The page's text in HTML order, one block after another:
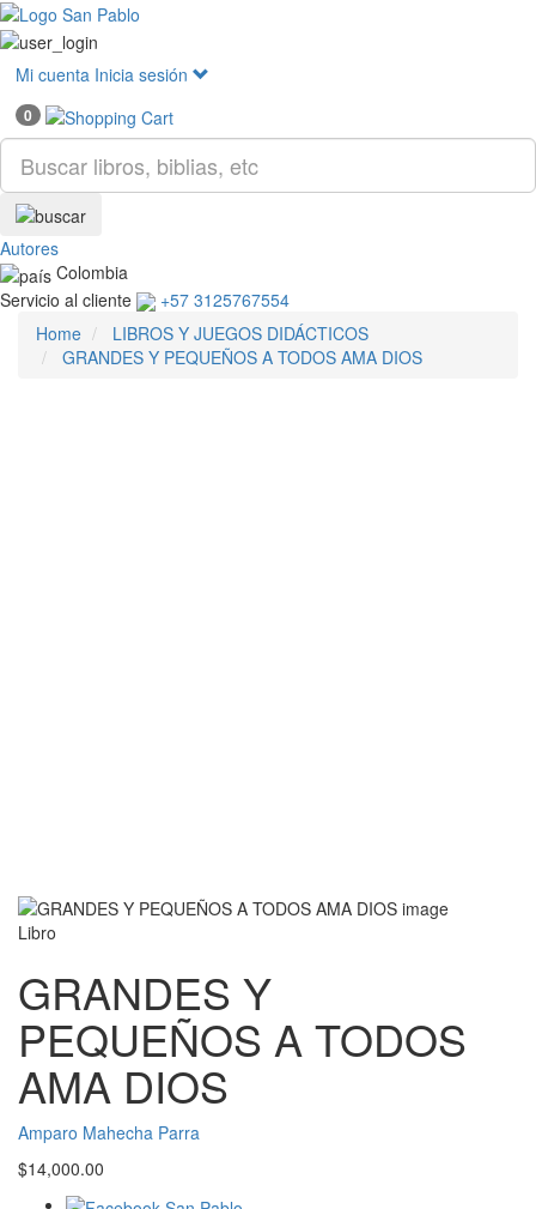
Mi cuenta Inicia sesión
0
Autores
Colombia
Servicio al cliente
+57 3125767554
Home
LIBROS Y JUEGOS DIDÁCTICOS
GRANDES Y PEQUEÑOS A TODOS AMA DIOS
Libro
GRANDES Y
PEQUEÑOS A TODOS
AMA DIOS
Amparo Mahecha Parra
$14,000.00